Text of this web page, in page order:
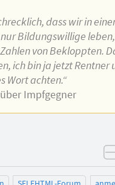
dass wir in
Bildungswillige
von Bekloppten.
ich bin ja jetzt Rentner
Wort achten.“
Impfgegner